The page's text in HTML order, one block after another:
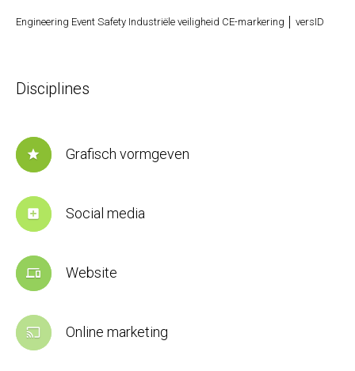
Engineering Event Safety Industriële veiligheid CE-markering │ versID
Disciplines
star Grafisch vormgeven
add_box Social media
devices Website
cast Online marketing